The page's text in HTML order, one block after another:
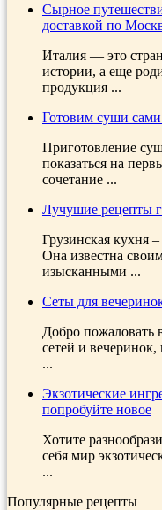
Сырное
доставкой по
Италия — это
истории, а еще
продукция ...
Готовим суши
Приготовление
показаться на
сочетание ...
Лучушие рецепты
Грузинская кухня
Она известна
изысканными ...
Сеты для
Добро пожаловать
сетей и
...
Экзотические
попробуйте новое
Хотите
себя мир
...
Популярные рецепты